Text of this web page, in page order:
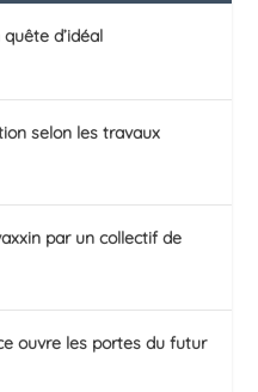
d’idéal
selon les travaux
par un collectif de
ouvre les portes du futur